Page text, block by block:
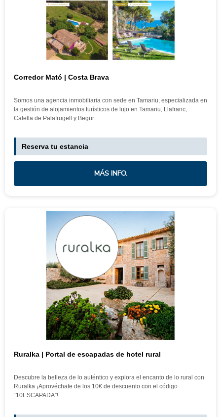
Corredor Mató | Costa Brava
Somos una agencia inmobiliaria con sede en Tamariu, especializada en
la gestión de alojamientos turísticos de lujo en Tamariu, Llafranc,
Calella de Palafrugell y Begur.
Reserva tu estancia
MÁS INFO.
Ruralka | Portal de escapadas de hotel rural
Descubre la belleza de lo auténtico y explora el encanto de lo rural con
Ruralka ¡Aprovéchate de los 10€ de descuento con el código
“10ESCAPADA”!